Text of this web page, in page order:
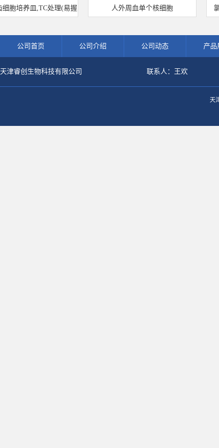
培养皿,TC处理(易握 人外周血单个核细胞 氯
公司首页 公司介绍 公司动态 产品
天津睿创生物科技有限公司 联系人：王欢
天